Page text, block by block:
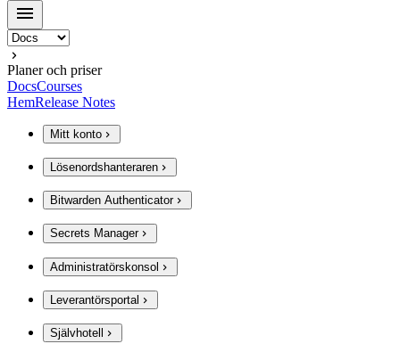
Planer och priser
DocsCourses
HemRelease Notes
Mitt konto
Lösenordshanteraren
Bitwarden Authenticator
Secrets Manager
Administratörskonsol
Leverantörsportal
Självhotell